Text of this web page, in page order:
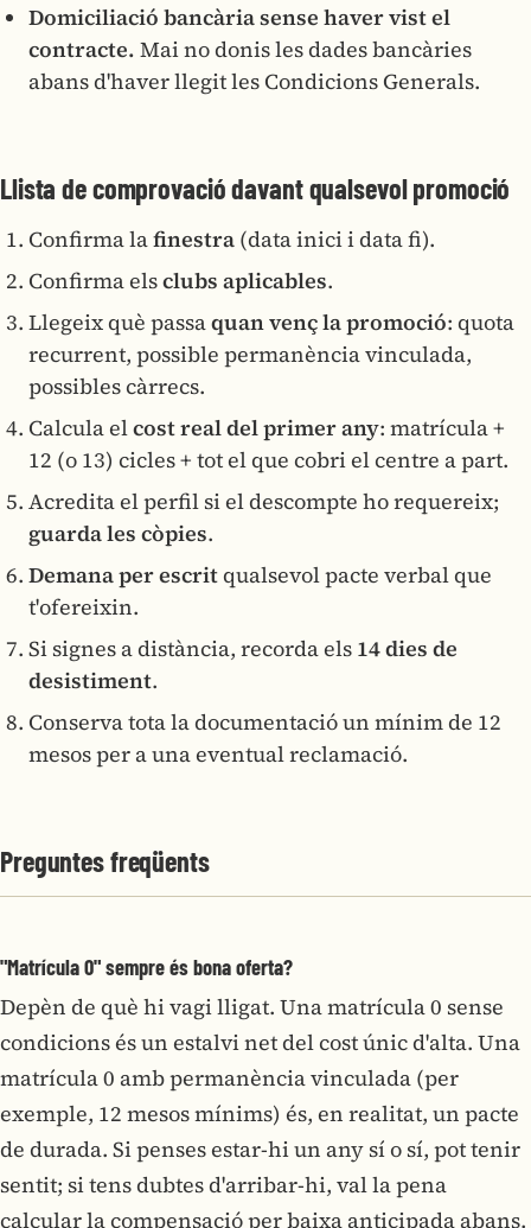
Domiciliació bancària sense haver vist el
contracte. Mai no donis les dades bancàries
abans d'haver llegit les Condicions Generals.
Llista de comprovació davant qualsevol promoció
Confirma lafinestra (data inici i data fi).
Confirma elsclubs aplicables.
Llegeix què passaquan venç la promoció: quota
recurrent, possible permanència vinculada,
possibles càrrecs.
Calcula elcost real del primer any: matrícula +
12 (o 13) cicles + tot el que cobri el centre a part.
Acredita el perfil si el descompte ho requereix;
guarda les còpies.
Demana per escritqualsevol pacte verbal que
t'ofereixin.
Si signes a distància, recorda els 14 dies de
desistiment.
Conserva tota la documentació un mínim de 12
mesos per a una eventual reclamació.
Preguntes freqüents
"Matrícula 0" sempre és bona oferta?
Depèn de què hi vagi lligat. Una matrícula 0 sense
condicions és un estalvi net del cost únic d'alta. Una
matrícula 0 amb permanència vinculada (per
exemple, 12 mesos mínims) és, en realitat, un pacte
de durada. Si penses estar-hi un any sí o sí, pot tenir
sentit; si tens dubtes d'arribar-hi, val la pena
calcular la compensació per baixa anticipada abans.